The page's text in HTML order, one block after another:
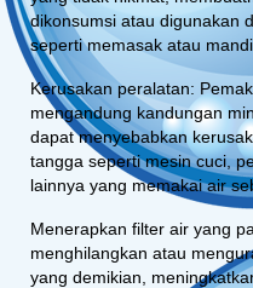
dikonsumsi atau digunakan
seperti memasak atau mandi.
Kerusakan peralatan:
mengandung kandungan
dapat menyebabkan
tangga seperti mesin cuci,
lainnya yang memakai air
Menerapkan filter air yang
menghilangkan atau
yang demikian,